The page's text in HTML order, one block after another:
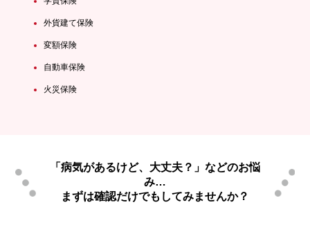
外貨建て保険
変額保険
自動車保険
火災保険
「病気があるけど、大丈夫？」などのお悩
み…
まずは確認だけでもしてみませんか？